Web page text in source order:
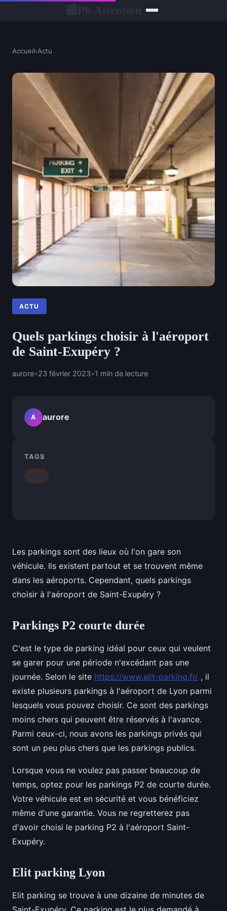
Accueil›Actu
ACTU
Quels parkings choisir à l'aéroport
de Saint-Exupéry ?
aurore•23 février 2023•1 min de lecture
Les parkings sont des lieux où l'on gare son
véhicule. Ils existent partout et se trouvent même
dans les aéroports. Cependant, quels parkings
choisir à l'aéroport de Saint-Exupéry ?
Parkings P2 courte durée
C'est le type de parking idéal pour ceux qui veulent
se garer pour une période n'excédant pas une
journée. Selon le site https://www.elit-parking.fr/ , il
existe plusieurs parkings à l'aéroport de Lyon parmi
lesquels vous pouvez choisir. Ce sont des parkings
moins chers qui peuvent être réservés à l'avance.
Parmi ceux-ci, nous avons les parkings privés qui
sont un peu plus chers que les parkings publics.
Lorsque vous ne voulez pas passer beaucoup de
temps, optez pour les parkings P2 de courte durée.
Votre véhicule est en sécurité et vous bénéficiez
même d'une garantie. Vous ne regretterez pas
d'avoir choisi le parking P2 à l'aéroport Saint-
Exupéry.
Elit parking Lyon
Elit parking se trouve à une dizaine de minutes de
A aurore
TAGS
Actu